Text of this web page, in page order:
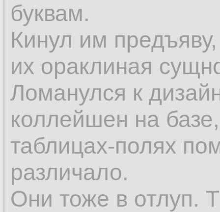
буквам.
Кинул им
их ораклиная
Ломанулся к
коллейшен на
таблицах-полях
различало.
Они тоже в отлуп.